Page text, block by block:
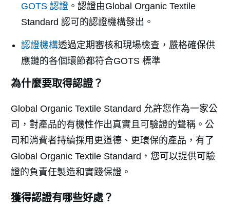
GOTS 認證 。認證由Global Organic Textile
Standard 認可的認證機構發出。
認證機構透過定期審核和現場檢查，嚴格確保供
應鏈的各個環節都符合GOTS 標準
為什麼要取得認證？
Global Organic Textile Standard 允許您作為一家公
司，對產品的有機性作出真實且可驗證的聲稱。公
司和消費者持續採用更道德、更環保的產品，有了
Global Organic Textile Standard，您可以提供可驗
證的負責任製造和實踐保證。
獲得認證有哪些好處？